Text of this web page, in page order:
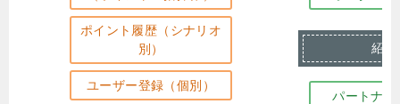
ポイント履歴（シナリオ
別）
ユーザー登録（個別）
紹介
パートナー